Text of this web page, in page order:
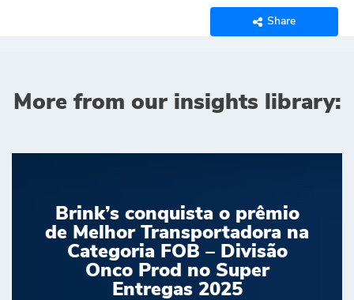
Share
More from our insights library:
Brink’s conquista o prêmio
de Melhor Transportadora na
Categoria FOB – Divisão
Onco Prod no Super
Entregas 2025